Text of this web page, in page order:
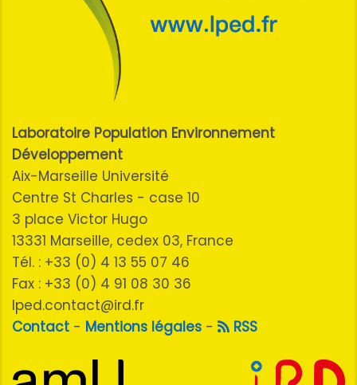
Laboratoire Population Environnement
Développement
Aix-Marseille Université
Centre St Charles - case 10
3 place Victor Hugo
13331 Marseille, cedex 03, France
Tél. : +33 (0) 4 13 55 07 46
Fax : +33 (0) 4 91 08 30 36
lped.contact@ird.fr
Contact - Mentions légales - RSS